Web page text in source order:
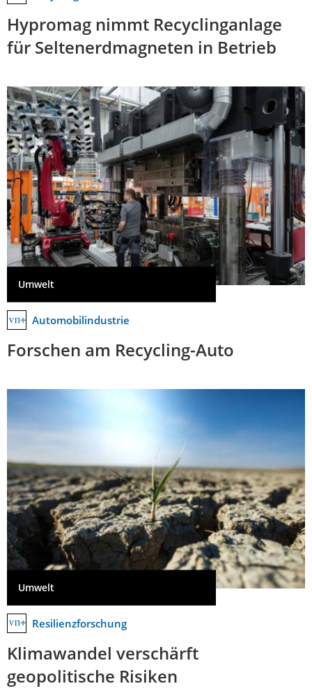
Hypromag nimmt Recyclinganlage
für Seltenerdmagneten in Betrieb
Umwelt
Automobilindustrie
Forschen am Recycling-Auto
Umwelt
Resilienzforschung
Klimawandel verschärft
geopolitische Risiken